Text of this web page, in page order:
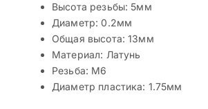
Высота резьбы: 5мм
Диаметр: 0.2мм
Общая высота: 13мм
Материал: Латунь
Резьба: M6
Диаметр пластика: 1.75мм